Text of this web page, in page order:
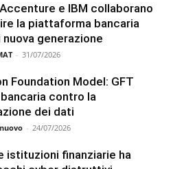
e IBM collaborano
la piattaforma bancaria
generazione
- 31/07/2026
Foundation Model: GFT
bancaria contro la
dei dati
- 24/07/2026
istituzioni finanziarie ha